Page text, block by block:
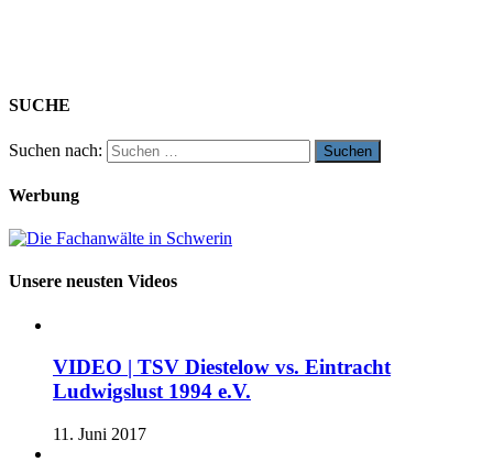
SUCHE
Suchen nach:
Werbung
Unsere neusten Videos
VIDEO | TSV Diestelow vs. Eintracht
Ludwigslust 1994 e.V.
11. Juni 2017